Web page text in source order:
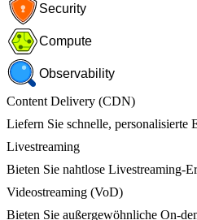
Security
Compute
Observability
Content Delivery (CDN)
Liefern Sie schnelle, personalisierte
Livestreaming
Bieten Sie nahtlose Livestreaming-
Videostreaming (VoD)
Bieten Sie außergewöhnliche On-